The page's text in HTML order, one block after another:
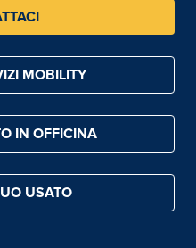
MOBILITY
IN OFFICINA
USATO